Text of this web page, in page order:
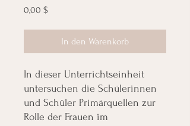
0,00 $Preis
In den Warenkorb
In dieser Unterrichtseinheit
untersuchen die Schülerinnen
und Schüler Primärquellen zur
Rolle der Frauen im